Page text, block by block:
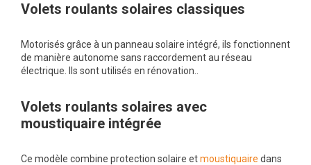
Volets roulants solaires classiques
Motorisés grâce à un panneau solaire intégré, ils fonctionnent
de manière autonome sans raccordement au réseau
électrique. Ils sont utilisés en rénovation..
Volets roulants solaires avec
moustiquaire intégrée
Ce modèle combine protection solaire etmoustiquaire dans